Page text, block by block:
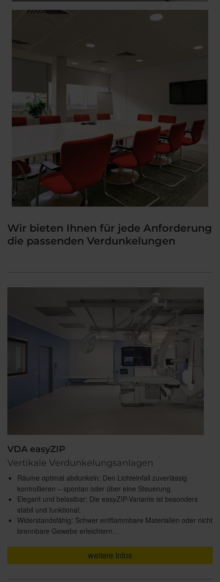
Wir bieten Ihnen für jede Anforderung
die passenden Verdunkelungen
VDA easyZIP
Vertikale Verdunkelungsanlagen
Räume optimal abdunkeln: Den Lichteinfall zuverlässig
kontrollieren – spontan oder über eine Steuerung.
Elegant und belastbar: Die easyZIP-Variante ist besonders
stabil und funktional.
Widerstandsfähig: Schwer entflammbare Materialien oder nicht
brennbare Gewebe erleichtern…
weitere Infos